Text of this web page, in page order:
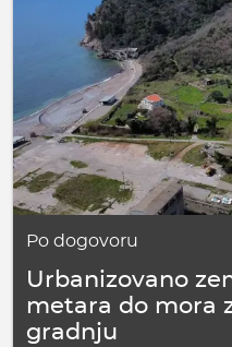
Po dogovoru
Urbanizovano
metara do mora
gradnju